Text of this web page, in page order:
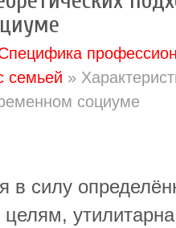
семьей »
социуме
в силу